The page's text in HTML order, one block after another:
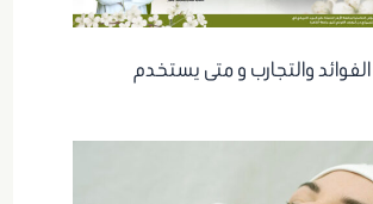
والتجارب و متى يستخدم